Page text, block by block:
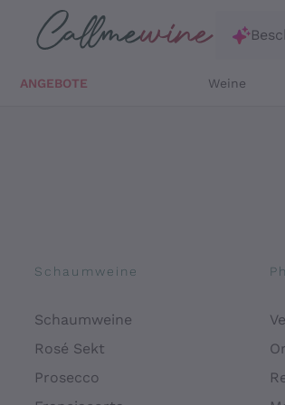
Zum Hauptinhalt springen
ANGEBOTE Weine
Schaumweine
Schaumweine
Rosé Sekt
Prosecco